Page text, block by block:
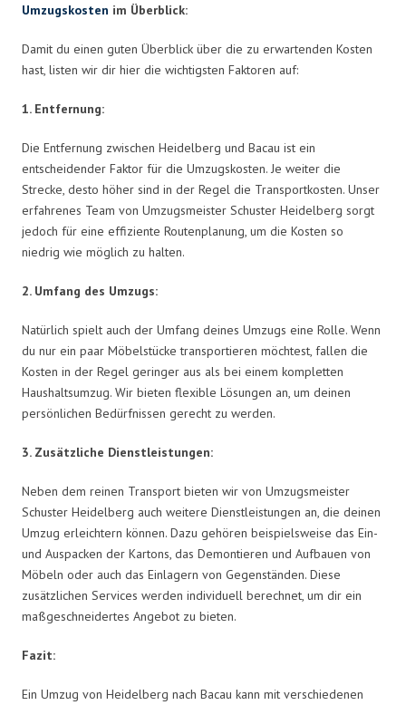
Umzugskosten im Überblick:
Damit du einen guten Überblick über die zu erwartenden Kosten
hast, listen wir dir hier die wichtigsten Faktoren auf:
1. Entfernung:
Die Entfernung zwischen Heidelberg und Bacau ist ein
entscheidender Faktor für die Umzugskosten. Je weiter die
Strecke, desto höher sind in der Regel die Transportkosten. Unser
erfahrenes Team von Umzugsmeister Schuster Heidelberg sorgt
jedoch für eine effiziente Routenplanung, um die Kosten so
niedrig wie möglich zu halten.
2. Umfang des Umzugs:
Natürlich spielt auch der Umfang deines Umzugs eine Rolle. Wenn
du nur ein paar Möbelstücke transportieren möchtest, fallen die
Kosten in der Regel geringer aus als bei einem kompletten
Haushaltsumzug. Wir bieten flexible Lösungen an, um deinen
persönlichen Bedürfnissen gerecht zu werden.
3. Zusätzliche Dienstleistungen:
Neben dem reinen Transport bieten wir von Umzugsmeister
Schuster Heidelberg auch weitere Dienstleistungen an, die deinen
Umzug erleichtern können. Dazu gehören beispielsweise das Ein-
und Auspacken der Kartons, das Demontieren und Aufbauen von
Möbeln oder auch das Einlagern von Gegenständen. Diese
zusätzlichen Services werden individuell berechnet, um dir ein
maßgeschneidertes Angebot zu bieten.
Fazit:
Ein Umzug von Heidelberg nach Bacau kann mit verschiedenen